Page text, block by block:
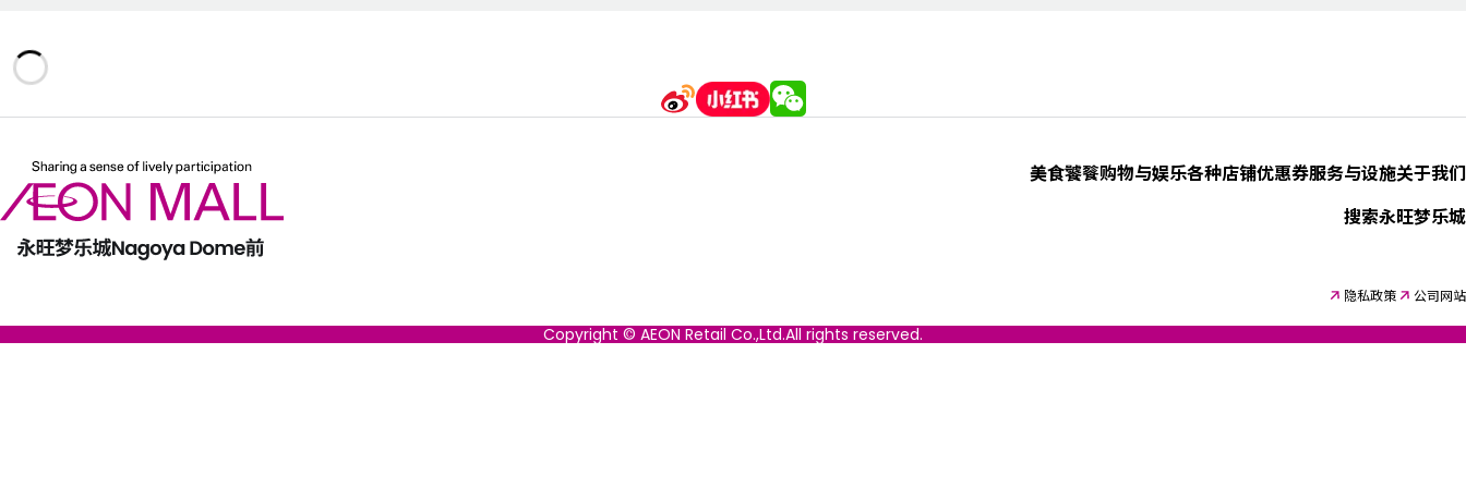
美食饕餮购物与娱乐各种店铺优惠券服务与设施关于我们
搜索永旺梦乐城
隐私政策 公司网站
Copyright © AEON Retail Co.,Ltd.All rights reserved.